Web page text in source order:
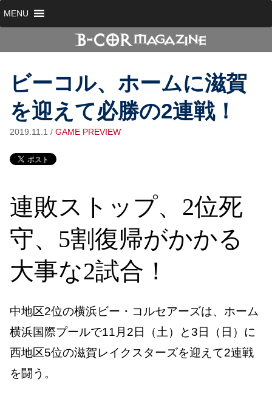
MENU
ビーコル、ホームに滋賀
を迎えて必勝の2連戦！
2019.11.1 / GAME PREVIEW
連敗ストップ、2位死
守、5割復帰がかかる
大事な2試合！
中地区2位の横浜ビー・コルセアーズは、ホーム
横浜国際プールで11月2日（土）と3日（日）に
西地区5位の滋賀レイクスターズを迎えて2連戦
を闘う。